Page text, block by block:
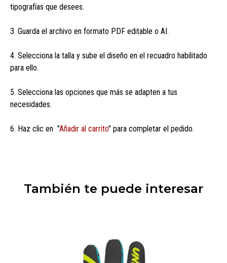
tipografías que desees.
3. Guarda el archivo en formato PDF editable o AI.
4. Selecciona la talla y sube el diseño en el recuadro habilitado
para ello.
5. Selecciona las opciones que más se adapten a tus
necesidades.
6. Haz clic en "Añadir al carrito" para completar el pedido.
También te puede interesar